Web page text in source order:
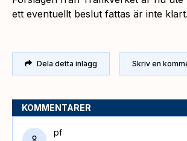
ett eventuellt beslut fattas är inte klart.
Dela detta inlägg Skriv en
KOMMENTARER
pf